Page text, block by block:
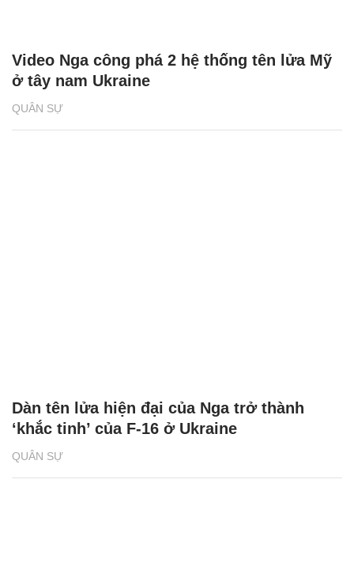
QUÂN SỰ
Video Nga công phá 2 hệ thống tên lửa Mỹ
ở tây nam Ukraine
QUÂN SỰ
Dàn tên lửa hiện đại của Nga trở thành
‘khắc tinh’ của F-16 ở Ukraine